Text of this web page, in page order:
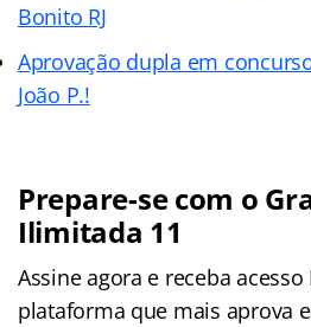
Bonito RJ
Aprovação dupla em
João P.!
Prepare-se com o
Ilimitada 11
Assine agora e receba acesso
plataforma que mais aprova